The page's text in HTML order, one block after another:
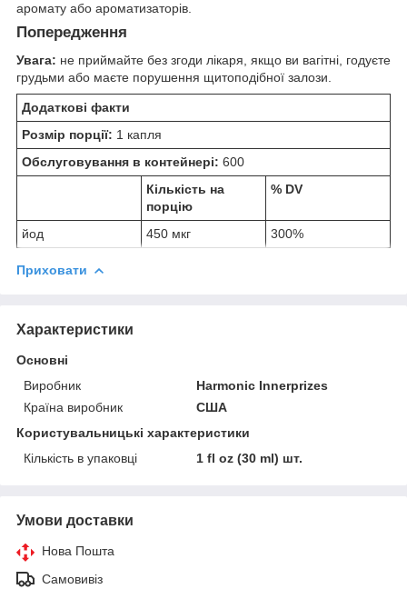
аромату або ароматизаторів.
Попередження
Увага: не приймайте без згоди лікаря, якщо ви вагітні, годуєте
грудьми або маєте порушення щитоподібної залози.
Додаткові факти
Розмір порції: 1 капля
Обслуговування в контейнері: 600
Кількість на
порцію
% DV
йод 450 мкг 300%
Приховати
Характеристики
Основні
Виробник
Harmonic Innerprizes
Країна виробник
США
Користувальницькі характеристики
Кількість в упаковці
1 fl oz (30 ml) шт.
Умови доставки
Нова Пошта
Самовивіз